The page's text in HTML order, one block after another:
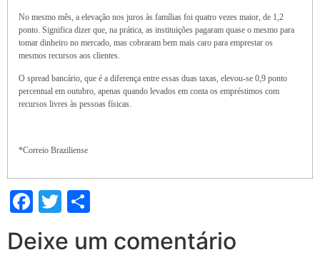
No mesmo mês, a elevação nos juros às famílias foi quatro vezes maior, de 1,2
ponto. Significa dizer que, na prática, as instituições pagaram quase o mesmo para
tomar dinheiro no mercado, mas cobraram bem mais caro para emprestar os
mesmos recursos aos clientes.
O spread bancário, que é a diferença entre essas duas taxas, elevou-se 0,9 ponto
percentual em outubro, apenas quando levados em conta os empréstimos com
recursos livres às pessoas físicas.
*Correio Braziliense
Facebook
Twitter
Deixe um comentário